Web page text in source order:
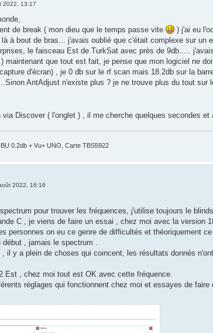
2022, 13:17
de break ( mon dieu que le temps passe vite
) j'ai eu
à bout de bras... j'avais oublié que c'était complexe sur un
le faisceau Est de TurkSat avec près de 9db.....
maintenant que tout est fait, je pense que mon logiciel ne
d'écran) , je 0 db sur le rf scan mais 18.2db sur la
AntAdjust n'existe plus ? je ne trouve plus du tout sur
Discover ( l'onglet ) , il me cherche quelques secondes et
0.2db + Vu+ UNO, Carte TBS5922
2022, 16:16
pour trouver les fréquences, j'utilise toujours le
C , je viens de faire un essai , chez moi avec la version
personnes on eu ce genre de difficultés et théoriquement
, jamais le spectrum .
, il y a plein de choses qui coincent, les résultats donnés
Est , chez moi tout est OK avec cette fréquence.
réglages qui fonctionnent chez moi et essayes de faire